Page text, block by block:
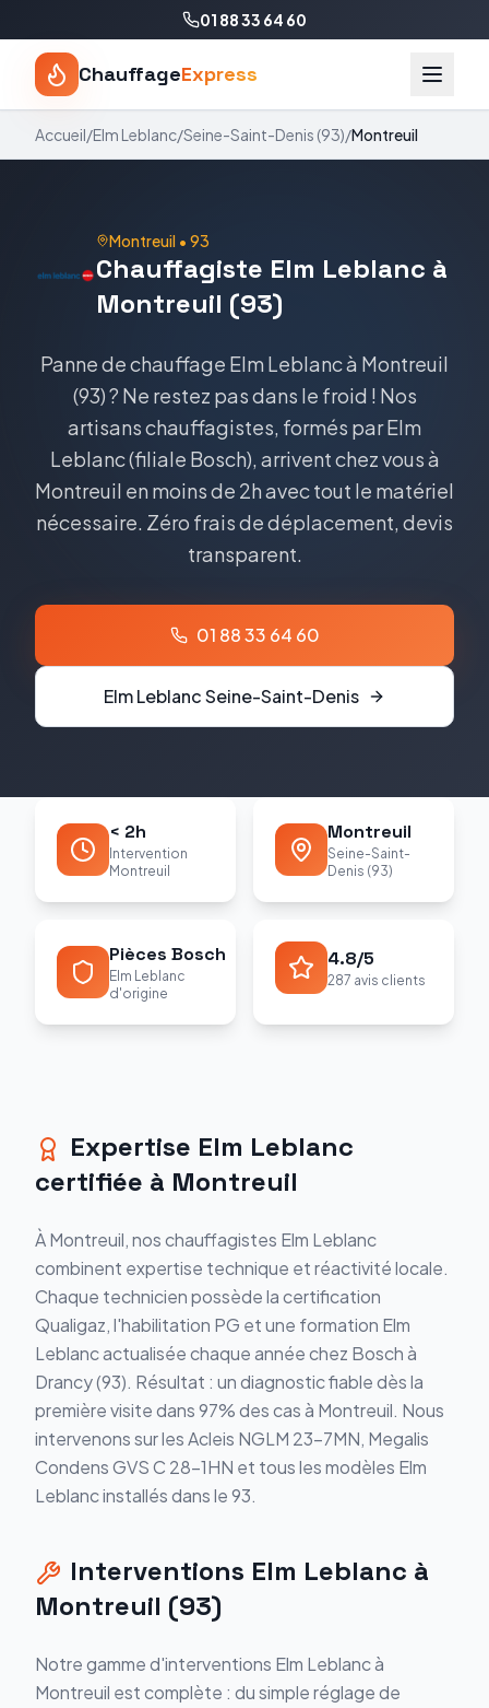
01 88 33 64 60
ChauffageExpress
Accueil/Elm Leblanc/Seine-Saint-Denis (93)/Montreuil
Montreuil • 93
Chauffagiste Elm Leblanc à
Montreuil (93)
Panne de chauffage Elm Leblanc à Montreuil
(93) ? Ne restez pas dans le froid ! Nos
artisans chauffagistes, formés par Elm
Leblanc (filiale Bosch), arrivent chez vous à
Montreuil en moins de 2h avec tout le matériel
nécessaire. Zéro frais de déplacement, devis
transparent.
01 88 33 64 60
Elm LeblancSeine-Saint-Denis
< 2h
Intervention
Montreuil
Montreuil
Seine-Saint-
Denis (93)
Pièces Bosch
Elm Leblanc
d'origine
4.8/5
287 avis clients
Expertise Elm Leblanc
certifiée à Montreuil
À Montreuil, nos chauffagistes Elm Leblanc
combinent expertise technique et réactivité locale.
Chaque technicien possède la certification
Qualigaz, l'habilitation PG et une formation Elm
Leblanc actualisée chaque année chez Bosch à
Drancy (93). Résultat : un diagnostic fiable dès la
première visite dans 97% des cas à Montreuil. Nous
intervenons sur les Acleis NGLM 23-7MN, Megalis
Condens GVS C 28-1HN et tous les modèles Elm
Leblanc installés dans le 93.
Interventions Elm Leblanc à
Montreuil (93)
Notre gamme d'interventions Elm Leblanc à
Montreuil est complète : du simple réglage de